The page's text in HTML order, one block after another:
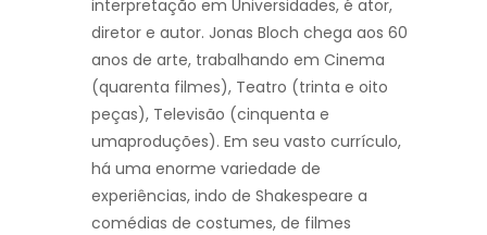
interpretação em Universidades, é ator,
diretor e autor. Jonas Bloch chega aos 60
anos de arte, trabalhando em Cinema
(quarenta filmes), Teatro (trinta e oito
peças), Televisão (cinquenta e
umaproduções). Em seu vasto currículo,
há uma enorme variedade de
experiências, indo de Shakespeare a
comédias de costumes, de filmes